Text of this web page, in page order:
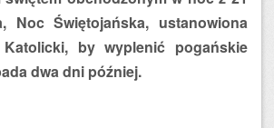
Noc Świętojańska, ustanowiona
by wyplenić pogańskie
dwa dni później.